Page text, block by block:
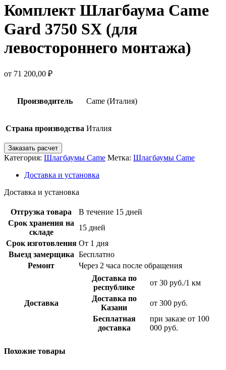
Комплект Шлагбаума Came
Gard 3750 SX (для
левостороннего монтажа)
от 71 200,00 ₽
Производитель Came (Италия)
Страна производства Италия
Заказать расчет
Категория: Шлагбаумы Came Метка: Шлагбаумы Came
Доставка и установка
Доставка и установка
Отгрузка товара
В течение 15 дней
Срок хранения на
складе
15 дней
Срок изготовления От 1 дня
Выезд замерщика Бесплатно
Ремонт
Через 2 часа после обращения
Доставка
Доставка по
республике
от 30 руб./1 км
Доставка по
Казани
от 300 руб.
Бесплатная
доставка
при заказе от 100
000 руб.
Похожие товары